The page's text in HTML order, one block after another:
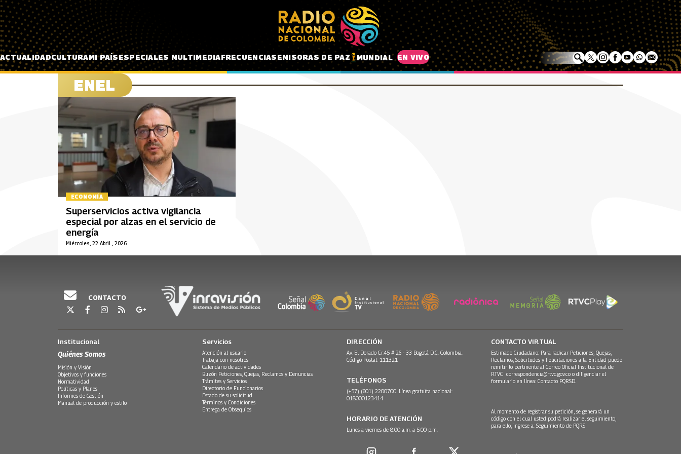
Pasar al contenido principal
ACTUALIDADCULTURAMI PAÍSESPECIALES MULTIMEDIAFRECUENCIASEMISORAS DE PAZ MUNDIAL EN VIVO
ENEL
ECONOMÍA
Miércoles, 22 Abril , 2026
Superservicios activa vigilancia
especial por alzas en el servicio de
energía
CONTACTO
Institucional
Quiénes Somos
Misión y Visión
Objetivos y funciones
Normatividad
Políticas y Planes
Informes de Gestión
Manual de producción y estilo
Servicios
Atención al usuario
Trabaja con nosotros
Calendario de actividades
Buzón Peticiones, Quejas, Reclamos y Denuncias
Trámites y Servicios
Directorio de Funcionarios
Estado de su solicitud
Términos y Condiciones
Entrega de Obsequios
DIRECCIÓN
Av. El Dorado Cr.45 # 26 - 33 Bogotá D.C. Colombia.
Código Postal: 111321
TELÉFONOS
(+57) (601) 2200700. Línea gratuita nacional:
018000123414
HORARIO DE ATENCIÓN
Lunes a viernes de 8:00 a.m. a 5:00 p.m.
CONTACTO VIRTUAL
Estimado Ciudadano: Para radicar Peticiones, Quejas,
Reclamos, Solicitudes y Felicitaciones a la Entidad puede
remitir lo pertinente al Correo Oficial Institucional de
RTVC correspondencia@rtvc.gov.co o diligenciar el
formulario en línea: Contacto PQRSD.
Al momento de registrar su petición, se generará un
código con el cual usted podrá realizar el seguimiento,
para ello, ingrese a: Seguimiento de PQRS